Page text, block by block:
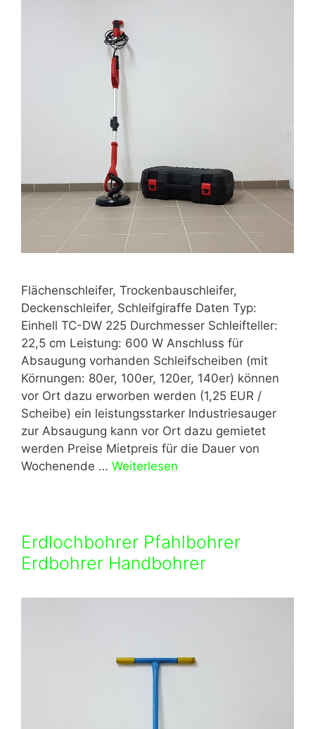
Flächenschleifer, Trockenbauschleifer,
Deckenschleifer, Schleifgiraffe Daten Typ:
Einhell TC-DW 225 Durchmesser Schleifteller:
22,5 cm Leistung: 600 W Anschluss für
Absaugung vorhanden Schleifscheiben (mit
Körnungen: 80er, 100er, 120er, 140er) können
vor Ort dazu erworben werden (1,25 EUR /
Scheibe) ein leistungsstarker Industriesauger
zur Absaugung kann vor Ort dazu gemietet
werden Preise Mietpreis für die Dauer von
Wochenende … Weiterlesen
Erdlochbohrer Pfahlbohrer
Erdbohrer Handbohrer